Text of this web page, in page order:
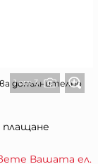
1 от 3
допълнително
Вашата ел.